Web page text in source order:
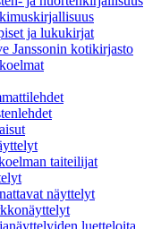
ja lukukirjat
Janssonin kotikirjasto
taiteilijat
näyttelyt
luetteloita